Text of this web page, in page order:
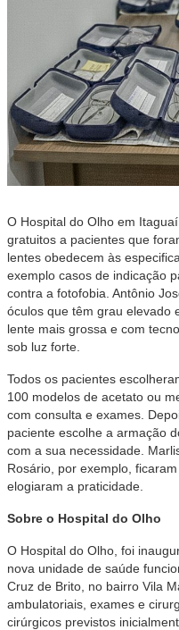
O Hospital do Olho em
gratuitos a pacientes que
lentes obedecem às
exemplo casos de indicação
contra a fotofobia. Antônio
óculos que têm grau elevado
lente mais grossa e com
sob luz forte.
Todos os pacientes
100 modelos de acetato ou
com consulta e exames.
paciente escolhe a armação
com a sua necessidade.
Rosário, por exemplo,
elogiaram a praticidade.
Sobre o Hospital do Olho
O Hospital do Olho, foi
nova unidade de saúde
Cruz de Brito, no bairro Vila
ambulatoriais, exames e
cirúrgicos previstos